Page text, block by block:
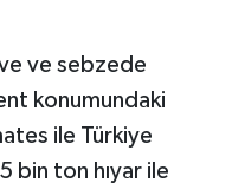
ve sebzede
konumundaki
ile Türkiye
bin ton hıyar ile